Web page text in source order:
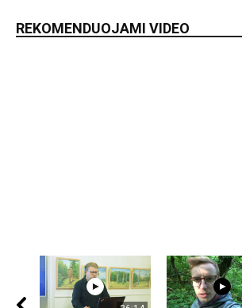
REKOMENDUOJAMI VIDEO